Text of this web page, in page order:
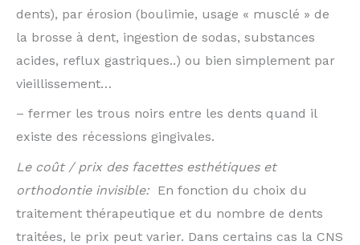
dents), par érosion (boulimie, usage « musclé » de
la brosse à dent, ingestion de sodas, substances
acides, reflux gastriques..) ou bien simplement par
vieillissement…
– fermer les trous noirs entre les dents quand il
existe des récessions gingivales.
Le coût / prix des facettes esthétiques et
orthodontie invisible: En fonction du choix du
traitement thérapeutique et du nombre de dents
traitées, le prix peut varier. Dans certains cas la CNS